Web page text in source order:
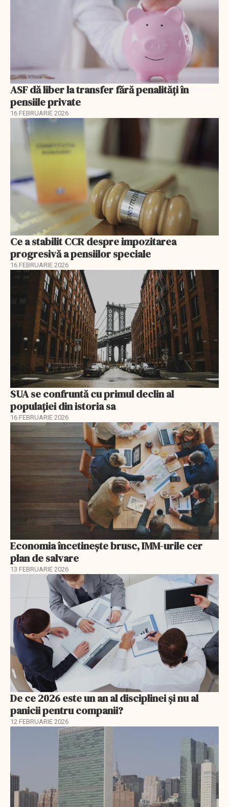
ASF dă liber la transfer fără penalități în
pensiile private
16 FEBRUARIE 2026
Ce a stabilit CCR despre impozitarea
progresivă a pensiilor speciale
16 FEBRUARIE 2026
SUA se confruntă cu primul declin al
populației din istoria sa
16 FEBRUARIE 2026
Economia încetinește brusc, IMM-urile cer
plan de salvare
13 FEBRUARIE 2026
De ce 2026 este un an al disciplinei și nu al
panicii pentru companii?
12 FEBRUARIE 2026